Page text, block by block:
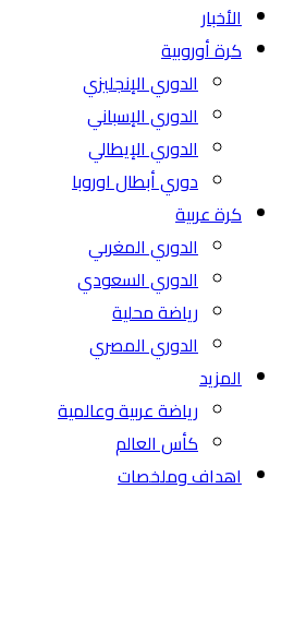
الأخبار
كرة أوروبية
الدوري الإنجليزي
الدوري الإسباني
الدوري الإيطالي
دوري أبطال اوروبا
كرة عربية
الدوري المغربي
الدوري السعودي
رياضة محلية
الدوري المصري
المزيد
رياضة عربية وعالمية
كأس العالم
اهداف وملخصات